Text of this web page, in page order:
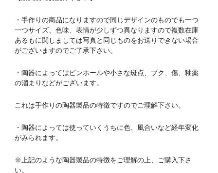
・手作りの商品になりますので同じデザインのものでも一つ
一つサイズ、色味、表情が少しずつ異なりますので複数在庫
あるもに関しましては写真と同じものをお送りできない場合
がございますのでご了承下さい。
・陶器によってはピンホールや小さな斑点、ブク、傷、釉薬
の溜まりなどがございます。
これは手作りの陶器製品の特徴ですのでご理解下さい。
・陶器によっては使っていくうちに色、風合いなど経年変化
がみられます。
※上記のような陶器製品の特徴をご理解の上、ご購入下さ